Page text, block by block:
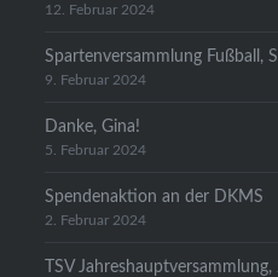
12. Februar 2024
Spartenversammlung Fußball,
9. Februar 2024
Danke, Gina!
5. Februar 2024
Spendenaktion an der DKMS
2. Februar 2024
TSV